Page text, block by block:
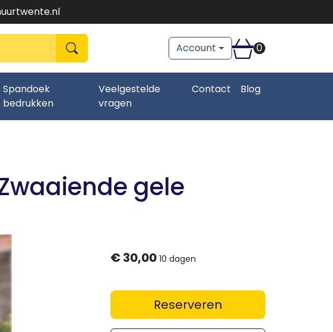
Zoeken
zoeken Account 0
Spandoek
bedrukken
Veelgestelde
vragen
Contact Blog
gele
€ 30,00 10 dagen
Reserveren